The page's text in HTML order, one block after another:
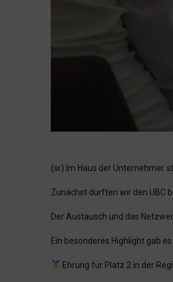
(sr) Im Haus der Unternehmer
Zunächst durften wir den UBC
Der Austausch und das
Ein besonderes Highlight gab
Ehrung für Platz 2 in der